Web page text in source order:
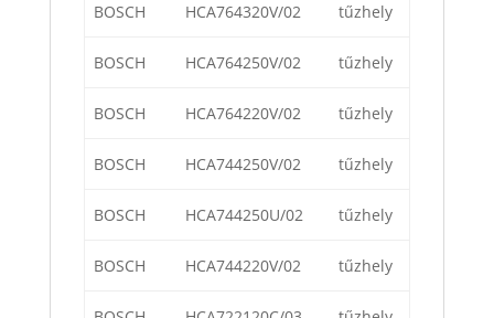
BOSCH HCA764320V/02 tűzhely
BOSCH HCA764250V/02 tűzhely
BOSCH HCA764220V/02 tűzhely
BOSCH HCA744250V/02 tűzhely
BOSCH HCA744250U/02 tűzhely
BOSCH HCA744220V/02 tűzhely